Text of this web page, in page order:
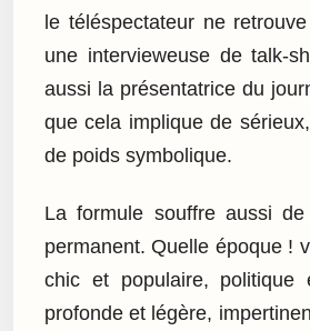
le téléspectateur ne
une intervieweuse de talk-
aussi la présentatrice du
que cela implique de
de poids symbolique.
La formule souffre aussi
permanent. Quelle époque !
chic et populaire, politique
profonde et légère,